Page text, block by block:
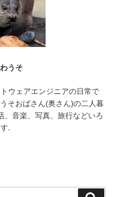
うそ
ウェアエンジニアの日常で
そおばさん(奥さん)の二人暮
、音楽、写真、旅行などいろ
.